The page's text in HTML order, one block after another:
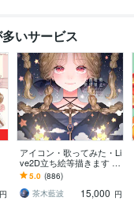
いサービス
円
アイコン・歌ってみた・Li
ve2D立ち絵等描きます ち
びキャラや配信用イラス
ト等、幅広く制作してい
ます！
5.0 (886)
茶木藍波
15,000 円